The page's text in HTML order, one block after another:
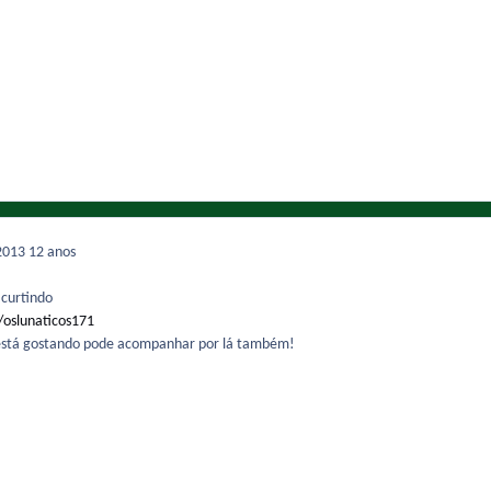
12 anos
curtindo
gostando pode acompanhar por lá também!